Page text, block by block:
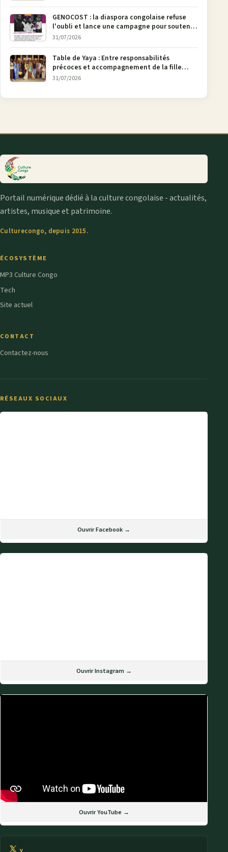
GENOCOST : la diaspora congolaise refuse
l'oubli et lance une campagne pour soutenir
la pétition FONAREV depuis Bruxelles
31/07/2026
Table de Yaya : Entre responsabilités
précoces et accompagnement de la fille
aînée, la diaspora en débat
31/07/2026
Portail numérique dédié à la culture congolaise - actualités,
artistes, musique et patrimoine.
Culturecongo, depuis 2015.
ÉCOSYSTÈME
MP3 Culture Congo
Tech
Site actuel
CONTACT
Contactez-nous
RÉSEAUX SOCIAUX
Ouvrir Facebook →
Ouvrir Instagram →
Ouvrir YouTube →